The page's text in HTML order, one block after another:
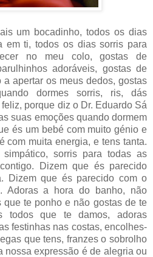
um bocadinho, todos os dias
em ti, todos os dias sorris para
no meu colo, gostas de
adoráveis, gostas de
apertar os meus dedos, gostas
dormes sorris, ris, dás
porque diz o Dr. Eduardo Sá
suas emoções quando dormem
és um bebé com muito génio e
com muita energia, e tens tanta.
sorris para todas as
Dizem que és parecido
Dizem que és parecido com o
Adoras a hora do banho, não
que te ponho e não gostas de te
todos que te damos, adoras
festinhas nas costas, encolhes-
que tens, franzes o sobrolho
nossa expressão é de alegria ou